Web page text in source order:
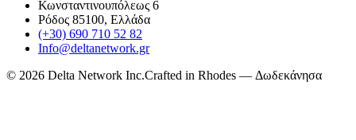
Κωνσταντινουπόλεως 6
Ρόδος 85100, Ελλάδα
(+30) 690 710 52 82
Info@deltanetwork.gr
© 2026 Delta Network Inc.Crafted in Rhodes — Δωδεκάνησα